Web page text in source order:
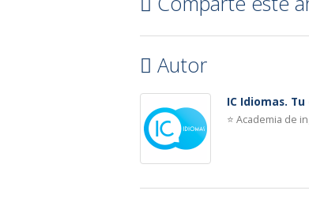
Autor
IC Idiomas.
⭐ Academia de